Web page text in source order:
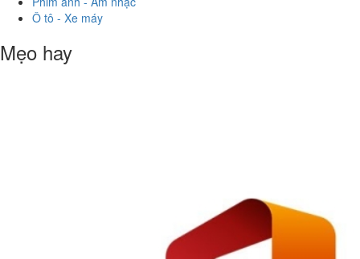
Ô tô - Xe máy
Mẹo hay